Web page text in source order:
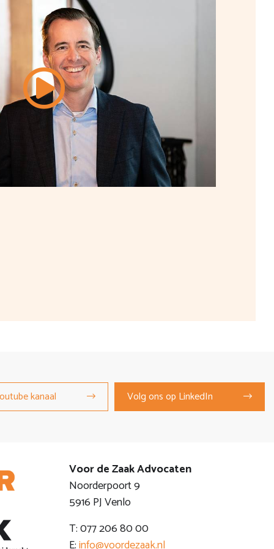
Volg ons op LinkedIn
kanaal
Voor de Zaak Advocaten
Noorderpoort 9
5916 PJ Venlo
T: 077 206 80 00
E:info@voordezaak.nl